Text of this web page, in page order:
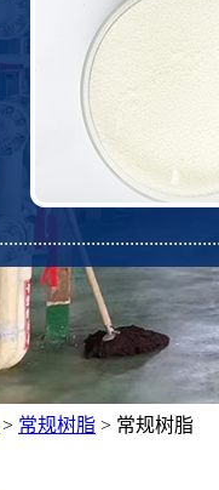
> 常规树脂 > 常规树脂